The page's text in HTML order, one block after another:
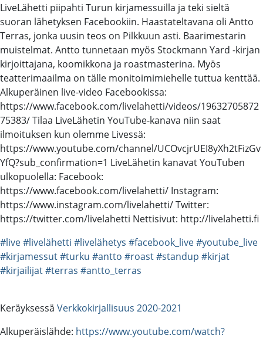
LiveLähetti piipahti Turun kirjamessuilla ja teki sieltä
suoran lähetyksen Facebookiin. Haastateltavana oli Antto
Terras, jonka uusin teos on Pilkkuun asti. Baarimestarin
muistelmat. Antto tunnetaan myös Stockmann Yard -kirjan
kirjoittajana, koomikkona ja roastmasterina. Myös
teatterimaailma on tälle monitoimimiehelle tuttua kenttää.
Alkuperäinen live-video Facebookissa:
https://www.facebook.com/livelahetti/videos/19632705872
75383/ Tilaa LiveLähetin YouTube-kanava niin saat
ilmoituksen kun olemme Livessä:
https://www.youtube.com/channel/UCOvcjrUEI8yXh2tFizGv
YfQ?sub_confirmation=1 LiveLähetin kanavat YouTuben
ulkopuolella: Facebook:
https://www.facebook.com/livelahetti/ Instagram:
https://www.instagram.com/livelahetti/ Twitter:
https://twitter.com/livelahetti Nettisivut: http://livelahetti.fi
#live#livelähetti #livelähetys #facebook_live#youtube_live
#kirjamessut#turku #antto #roast#standup #kirjat
#kirjailijat#terras #antto_terras
Keräyksessä Verkkokirjallisuus 2020-2021
Alkuperäislähde: https://www.youtube.com/watch?